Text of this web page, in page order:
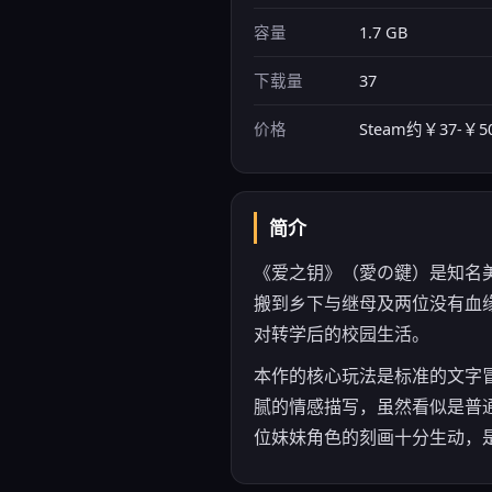
容量 1.7 GB
下载量 37
价格 Steam约￥37-￥
简介
《爱之钥》（愛の鍵）是知
搬到乡下与继母及两位没有血
对转学后的校园生活。
本作的核心玩法是标准的文
腻的情感描写，虽然看似是
位妹妹角色的刻画十分生动，